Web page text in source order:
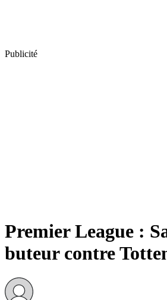
Publicité
Premier League :
buteur contre